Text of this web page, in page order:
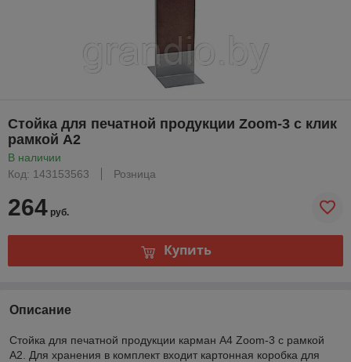
Стойка для печатной продукции Zoom-3 с клик
рамкой А2
В наличии
Код: 143153563
Розница
264 руб.
Купить
Описание
Стойка для печатной продукции карман А4 Zoom-3 с рамкой
А2. Для хранения в комплект входит картонная коробка для